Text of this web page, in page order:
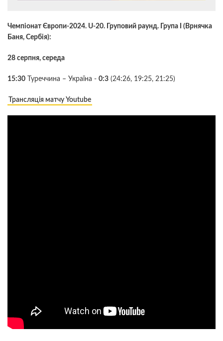
Чемпіонат Європи-2024. U-20. Груповий раунд. Група І (Врнячка
Баня, Сербія):
28 серпня, середа
15:30 Туреччина – Україна - 0:3 (24:26, 19:25, 21:25)
Трансляція матчу Youtube